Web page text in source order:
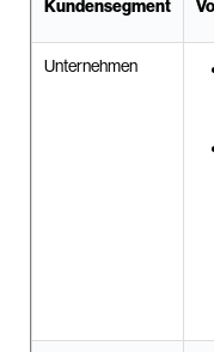
Kundensegment
Unternehmen